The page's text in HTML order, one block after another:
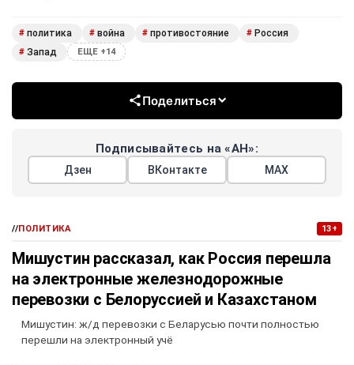
# политика # война # противостояние # Россия
# Запад ЕЩЕ +14
Поделиться
Подписывайтесь на «АН»:
Дзен ВКонтакте МАХ
//ПОЛИТИКА 13+
Мишустин рассказал, как Россия перешла
на электронные железнодорожные
перевозки с Белоруссией и Казахстаном
Мишустин: ж/д перевозки с Беларусью почти полностью
перешли на электронный учё